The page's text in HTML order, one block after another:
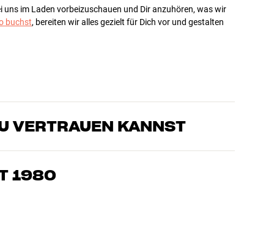
uns im Laden vorbeizuschauen und Dir anzuhören, was wir
buchst, bereiten wir alles gezielt für Dich vor und gestalten
VERTRAUEN KANNST
die unsere Produkte genau kennen und für großartigen
und Deinem Budget passt
1980